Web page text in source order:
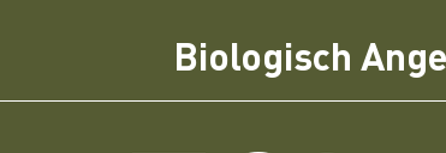
Biologisch